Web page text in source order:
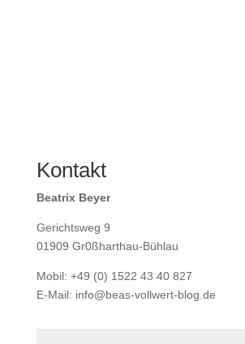
Kontakt
Beatrix Beyer
Gerichtsweg 9
01909 Gr0ßharthau-Bühlau
Mobil: +49 (0) 1522 43 40 827
E-Mail: info@beas-vollwert-blog.de